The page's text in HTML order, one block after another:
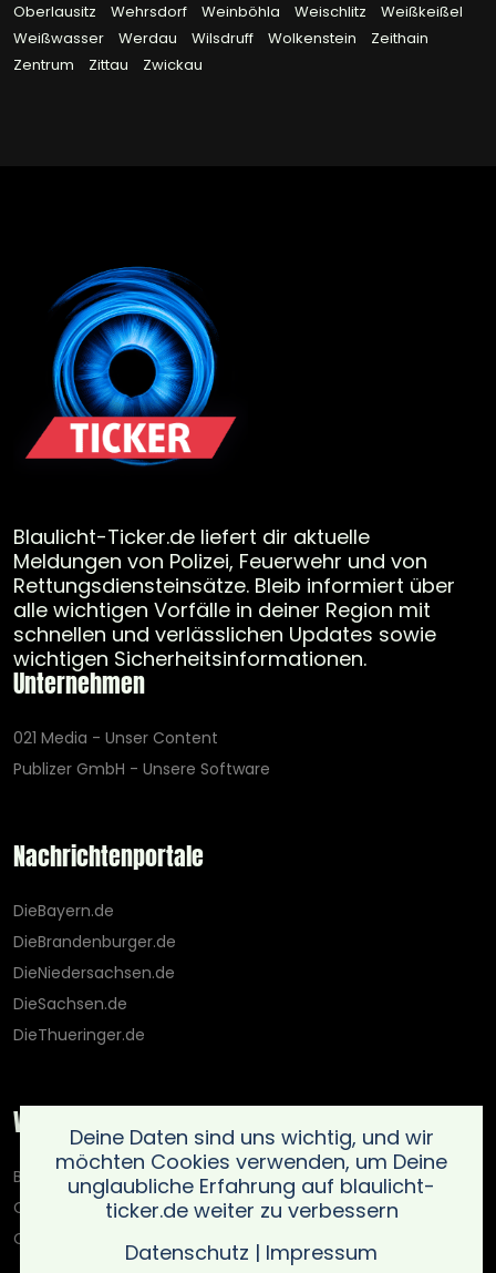
Oberlausitz
Wehrsdorf Weinböhla Weischlitz
Weißkeißel
Weißwasser
Werdau Wilsdruff Wolkenstein
Zeithain
Zentrum
Zittau Zwickau
Blaulicht-Ticker.de liefert dir aktuelle
Meldungen von Polizei, Feuerwehr und von
Rettungsdiensteinsätze. Bleib informiert über
alle wichtigen Vorfälle in deiner Region mit
schnellen und verlässlichen Updates sowie
wichtigen Sicherheitsinformationen.
Unternehmen
021 Media - Unser Content
Publizer GmbH - Unsere Software
Nachrichtenportale
DieBayern.de
DieBrandenburger.de
DieNiedersachsen.de
DieSachsen.de
DieThueringer.de
Weitere Portale
Blaulicht-Ticker.de
Oberlausitz.holiday
OnlinedatingKompass.de
Deine Daten sind uns wichtig, und wir
möchten Cookies verwenden, um Deine
unglaubliche Erfahrung auf blaulicht-
ticker.de weiter zu verbessern
Datenschutz | Impressum